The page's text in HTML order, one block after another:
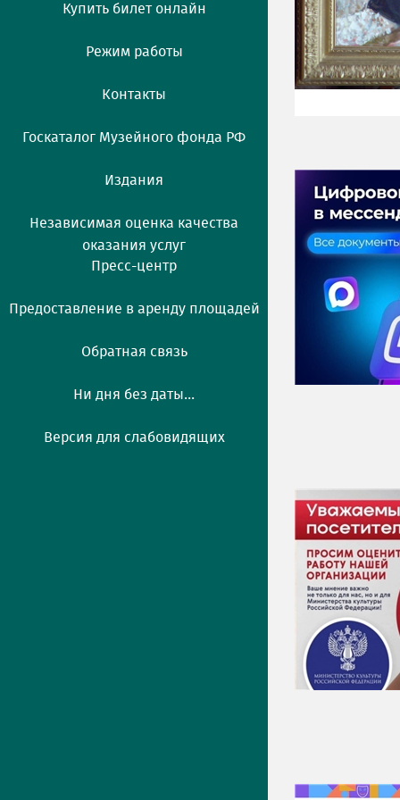
Купить билет онлайн
Режим работы
Контакты
Госкаталог Музейного фонда РФ
Издания
Независимая оценка качества
оказания услуг
Пресс-центр
Предоставление в аренду площадей
Обратная связь
Ни дня без даты...
Версия для слабовидящих